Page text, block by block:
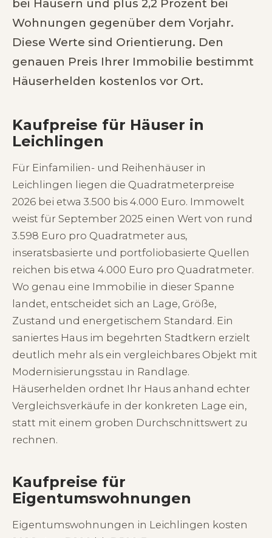
bei Häusern und plus 2,2 Prozent bei
Wohnungen gegenüber dem Vorjahr.
Diese Werte sind Orientierung. Den
genauen Preis Ihrer Immobilie bestimmt
Häuserhelden kostenlos vor Ort.
Kaufpreise für Häuser in
Leichlingen
Für Einfamilien- und Reihenhäuser in
Leichlingen liegen die Quadratmeterpreise
2026 bei etwa 3.500 bis 4.000 Euro. Immowelt
weist für September 2025 einen Wert von rund
3.598 Euro pro Quadratmeter aus,
inseratsbasierte und portfoliobasierte Quellen
reichen bis etwa 4.000 Euro pro Quadratmeter.
Wo genau eine Immobilie in dieser Spanne
landet, entscheidet sich an Lage, Größe,
Zustand und energetischem Standard. Ein
saniertes Haus im begehrten Stadtkern erzielt
deutlich mehr als ein vergleichbares Objekt mit
Modernisierungsstau in Randlage.
Häuserhelden ordnet Ihr Haus anhand echter
Vergleichsverkäufe in der konkreten Lage ein,
statt mit einem groben Durchschnittswert zu
rechnen.
Kaufpreise für
Eigentumswohnungen
Eigentumswohnungen in Leichlingen kosten